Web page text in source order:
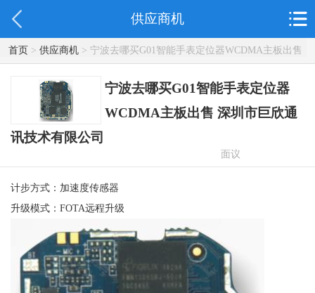
供应商机
首页> 供应商机> 宁波去哪买G01智能手表定位器WCDMA主板出售
深圳市巨欣通讯技术有限公司
宁波去哪买G01智能手表定位器
WCDMA主板出售 深圳市巨欣通
讯技术有限公司
面议
计步方式：加速度传感器
升级模式：FOTA远程升级